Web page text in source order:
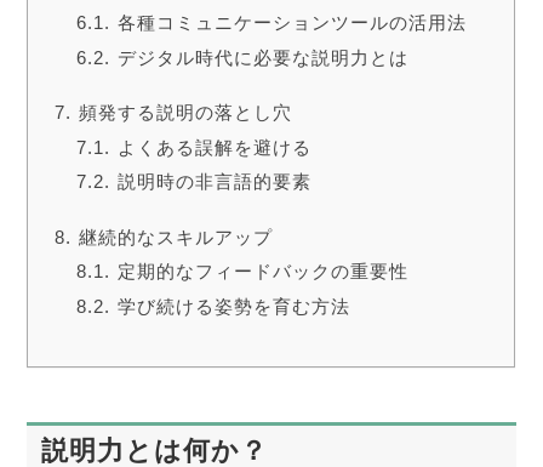
各種コミュニケーションツールの活用法
デジタル時代に必要な説明力とは
頻発する説明の落とし穴
よくある誤解を避ける
説明時の非言語的要素
継続的なスキルアップ
定期的なフィードバックの重要性
学び続ける姿勢を育む方法
説明力とは何か？